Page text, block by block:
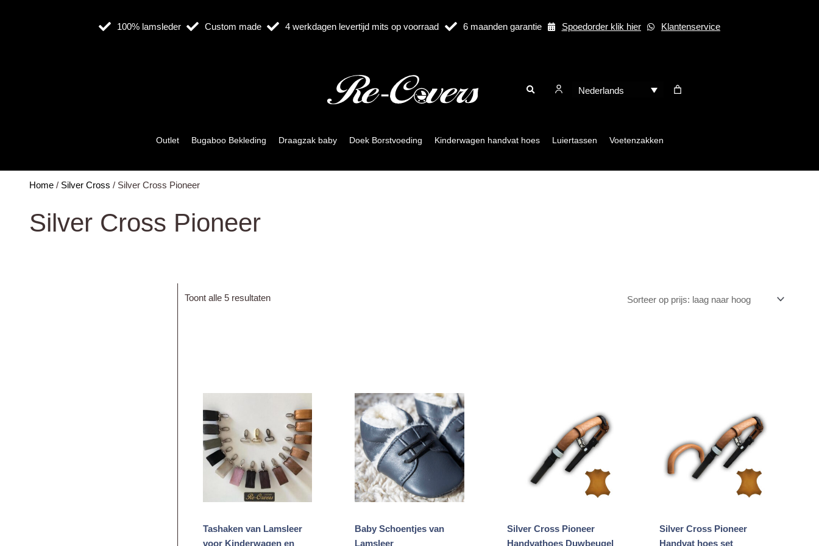
100% lamsleder Custom made 4 werkdagen levertijd mits op voorraad 6 maanden garantie Spoedorder klik hier Klantenservice
Nederlands
Outlet Bugaboo Bekleding Draagzak baby Doek Borstvoeding Kinderwagen handvat hoes Luiertassen Voetenzakken
Home / Silver Cross / Silver Cross Pioneer
Silver Cross Pioneer
Toont alle 5 resultatenGesorteerd
Tashaken van Lamsleer
voor Kinderwagen en
Baby Schoentjes van
Lamsleer
Silver Cross Pioneer
Handvathoes Duwbeugel
Silver Cross Pioneer
Handvat hoes set